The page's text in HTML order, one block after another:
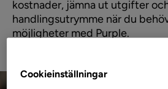
kostnader, jämna ut utgifter
handlingsutrymme när du
möjligheter med Purple.
Cookieinställningar